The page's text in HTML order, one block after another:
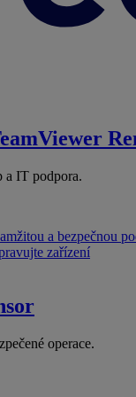
a IT podpora.
a bezpečnou
zařízení
operace.